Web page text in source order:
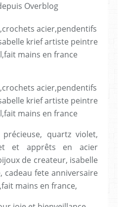
Overblog
quartz violet,
et apprêts en acier
de createur, isabelle
fete anniversaire
mains en france,